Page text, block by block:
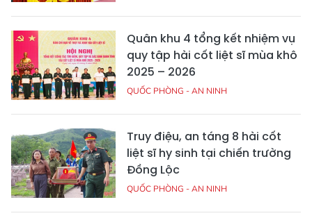
Quân khu 4 tổng kết nhiệm vụ
quy tập hài cốt liệt sĩ mùa khô
2025 – 2026
QUỐC PHÒNG - AN NINH
Truy điệu, an táng 8 hài cốt
liệt sĩ hy sinh tại chiến trường
Đồng Lộc
QUỐC PHÒNG - AN NINH